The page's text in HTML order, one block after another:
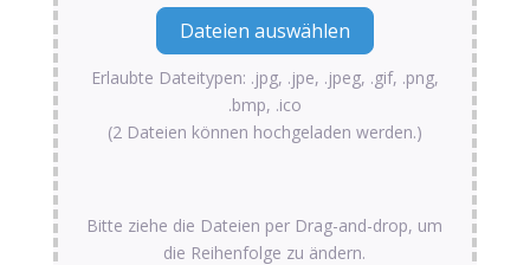
Erlaubte Dateitypen: .jpg, .jpe, .jpeg, .gif, .png,
.bmp, .ico
(2 Dateien können hochgeladen werden.)
Bitte ziehe die Dateien per Drag-and-drop, um
die Reihenfolge zu ändern.